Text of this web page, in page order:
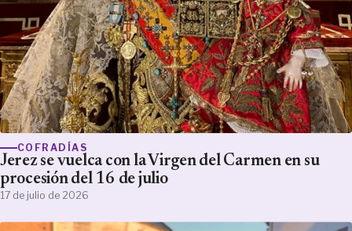
COFRADÍAS
Jerez se vuelca con la Virgen del Carmen en su
procesión del 16 de julio
17 de julio de 2026